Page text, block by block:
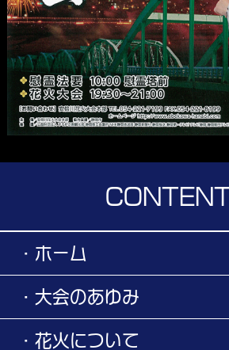
・ホーム
・大会のあゆみ
・花火について